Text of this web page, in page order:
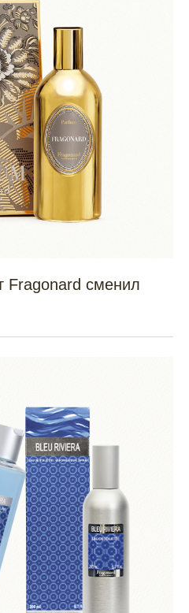
Fragonard сменил